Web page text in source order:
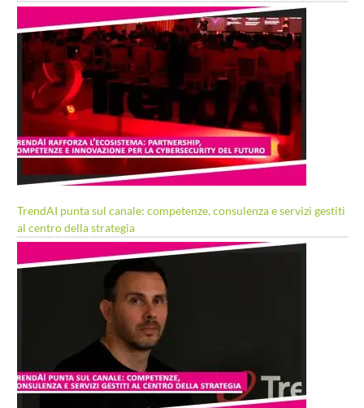
TrendAI punta sul canale: competenze, consulenza e servizi gestiti
al centro della strategia